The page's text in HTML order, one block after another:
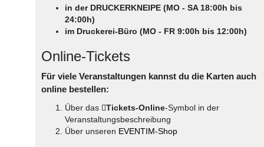
in der DRUCKERKNEIPE (MO - SA 18:00h bis
24:00h)
im Druckerei-Büro (MO - FR 9:00h bis 12:00h)
Online-Tickets
Für viele Veranstaltungen kannst du die Karten auch
online bestellen:
Über das Tickets-Online-Symbol in der
Veranstaltungsbeschreibung
Über unseren EVENTIM-Shop